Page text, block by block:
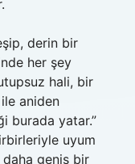
derin bir
her şey
hali, bir
aniden
burada yatar.”
uyum
daha geniş bir